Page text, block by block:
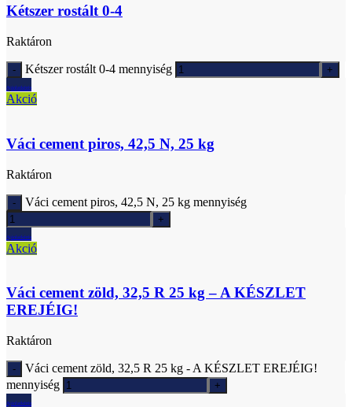
Kétszer rostált 0-4
Raktáron
Kétszer rostált 0-4 mennyiség
Ajánlatkérés
Akció
Váci cement piros, 42,5 N, 25 kg
Raktáron
Váci cement piros, 42,5 N, 25 kg mennyiség
Ajánlatkérés
Akció
Váci cement zöld, 32,5 R 25 kg – A KÉSZLET
EREJÉIG!
Raktáron
Váci cement zöld, 32,5 R 25 kg - A KÉSZLET EREJÉIG!
mennyiség
Ajánlatkérés